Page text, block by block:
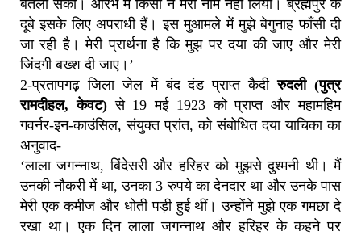
बतला सका। आरंभ में किसी ने मेरा नाम नहीं लिया। ब्रह्मपुर के
दूबे इसके लिए अपराधी हैं। इस मुआमले में मुझे बेगुनाह फाँसी दी
जा रही है। मेरी प्रार्थना है कि मुझ पर दया की जाए और मेरी
जिंदगी बख्श दी जाए।’
2-प्रतापगढ़ जिला जेल में बंद दंड प्राप्त कैदीरुदली (पुत्र
रामदीहल, केवट)से 19 मई 1923 को प्राप्त और महामहिम
गवर्नर-इन-काउंसिल, संयुक्त प्रांत, को संबोधित दया याचिका का
अनुवाद-
‘लाला जगन्नाथ, बिंदेसरी और हरिहर को मुझसे दुश्मनी थी। मैं
उनकी नौकरी में था, उनका 3 रुपये का देनदार था और उनके पास
मेरी एक कमीज और धोती पड़ी हुई थीं। उन्होंने मुझे एक गमछा दे
रखा था। एक दिन लाला जगन्नाथ और हरिहर के कहने पर